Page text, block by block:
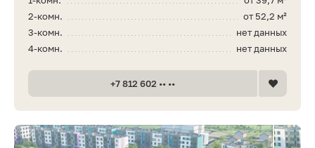
от 52,2 м²
2-комн.
нет данных
3-комн.
нет данных
4-комн.
+7 812 602 •• ••